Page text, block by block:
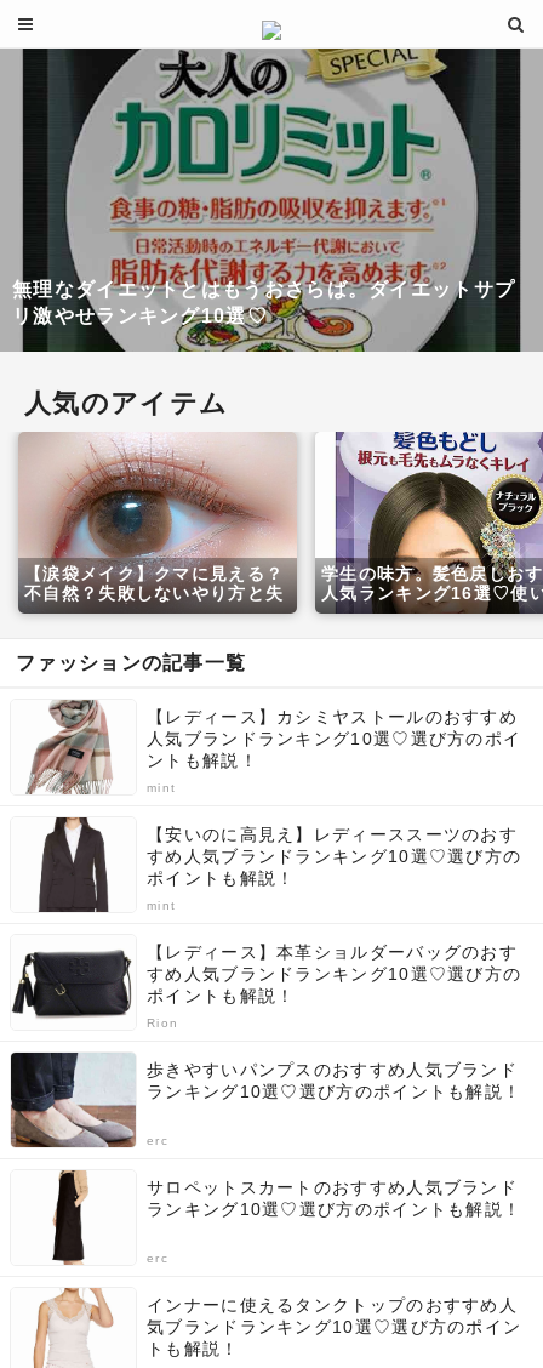
無理なダイエットとはもうおさらば。ダイエットサプ
リ激やせランキング10選♡
人気のアイテム
【涙袋メイク】クマに見える？
不自然？失敗しないやり方と失
敗例5つをプロが伝授します♡
学生の味方。髪色戻しお
人気ランキング16選♡使
選び方も解説！
ファッションの記事一覧
【レディース】カシミヤストールのおすすめ
人気ブランドランキング10選♡選び方のポイ
ントも解説！
mint
【安いのに高見え】レディーススーツのおす
すめ人気ブランドランキング10選♡選び方の
ポイントも解説！
mint
【レディース】本革ショルダーバッグのおす
すめ人気ブランドランキング10選♡選び方の
ポイントも解説！
Rion
歩きやすいパンプスのおすすめ人気ブランド
ランキング10選♡選び方のポイントも解説！
erc
サロペットスカートのおすすめ人気ブランド
ランキング10選♡選び方のポイントも解説！
erc
インナーに使えるタンクトップのおすすめ人
気ブランドランキング10選♡選び方のポイン
トも解説！